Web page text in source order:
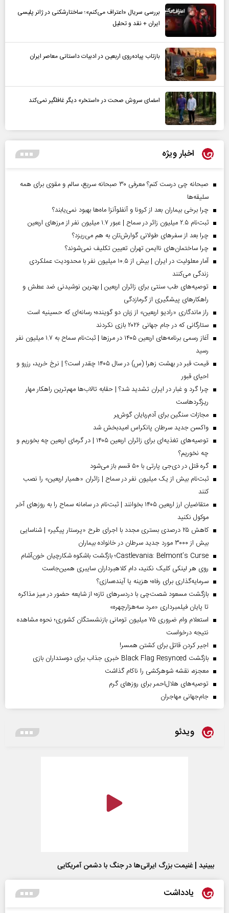
بررسی سریال «اعتراف می‌کنم»؛ ساختارشکنی در ژانر پلیسی
ایران + نقد و تحلیل
بازتاب پیاده‌روی اربعین در ادبیات داستانی معاصر ایران
امضای سروش صحت در «استخر» دیگر غافلگیر نمی‌کند
اخبار ویژه
صبحانه چی درست کنم؟ معرفی ۳۰ صبحانه سریع، سالم و مقوی برای همه
سلیقه‌ها
چرا برخی بیماران بعد از کرونا و آنفلوآنزا ماه‌ها بهبود نمی‌یابند؟
ثبت‌نام ۲.۵ میلیون زائر در سماح | عبور ۱.۷ میلیون نفر از مرز‌های اربعین
چرا بعد از سفرهای طولانی گوارش‌تان به هم می‌ریزد؟
چرا ساختمان‌های ناایمن تهران تعیین تکلیف نمی‌شوند؟
آمار معلولیت در ایران | بیش از ۱۰.۵ میلیون نفر با محدودیت عملکردی
زندگی می‌کنند
توصیه‌های طب سنتی برای زائران اربعین | بهترین نوشیدنی ضد عطش و
راهکارهای پیشگیری از گرمازدگی
راز ماندگاری «رادیو اربعین» از زبان دو گوینده؛ رسانه‌ای که حسینیه است
ستارگانی که در جام جهانی ۲۰۲۶ بازی نکردند
آغاز رسمی برنامه‌های اربعین ۱۴۰۵ در مرز‌ها | ثبت‌نام سماح به ۱.۷ میلیون نفر
رسید
قیمت قبر در بهشت زهرا (س) در سال ۱۴۰۵ چقدر است؟ | نرخ خرید، رزرو و
احیای قبور
چرا گرد و غبار در ایران تشدید شد؟ | حقابه تالاب‌ها مهم‌ترین راهکار مهار
ریزگردهاست
مجازات سنگین برای آدم‌ربایان گوش‌بر
واکسن جدید سرطان پانکراس امیدبخش شد
توصیه‌های تغذیه‌ای برای زائران اربعین ۱۴۰۵ | در گرمای اربعین چه بخوریم و
چه نخوریم؟
گره قتل در دی‌جی پارتی با ۵۰ قسم باز می‌شود
ثبت‌نام بیش از یک میلیون نفر در سماح | زائران «همیار اربعین» را نصب
کنند
متقاضیان ارز اربعین ۱۴۰۵ بخوانند | ثبت‌نام در سامانه سماح را به روز‌های آخر
موکول نکنید
کاهش ۲۵ درصدی بستری مجدد با اجرای طرح «پرستار پیگیر» | شناسایی
بیش از ۳۰۰۰ مورد جدید سرطان در خانواده بیماران
Castlevania: Belmont’s Curse؛ بازگشت باشکوه شکارچیان خون‌آشام
روی هر لینکی کلیک نکنید، دام کلاهبرداران سایبری همین‌جاست
سرمایه‌گذاری برای رفاه؛ هزینه یا آینده‌سازی؟
بازگشت مسعود شصت‌چی با دردسر‌های تازه؛ از شایعه حضور در میز مذاکره
تا پایان فیلمبرداری «مرد سه‌هزارچهره»
استعلام وام ضروری ۷۵ میلیون تومانی بازنشستگان کشوری؛ نحوه مشاهده
نتیجه درخواست
اجیر کردن قاتل برای کشتن همسر!
بازگشت Black Flag Resynced خبری جذاب برای دوستداران بازی
معجزه، نقشه شوهرکشی را ناکام گذاشت
توصیه‌های هلال‌احمر برای روز‌های گرم
جام‌جهانی مهاجران
ویدئو
ببینید | غنیمت بزرگ ایرانی‌ها در جنگ با دشمن آمریکایی
یادداشت